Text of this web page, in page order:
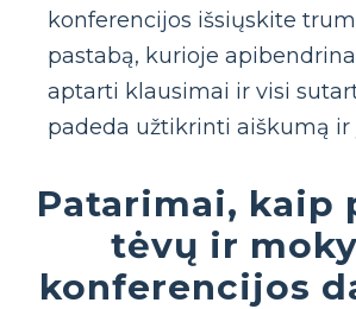
konferencijos išsiųskite
pastabą, kurioje
aptarti klausimai ir visi
padeda užtikrinti aiškumą ir
Patarimai, kaip
tėvų ir
konferencijos